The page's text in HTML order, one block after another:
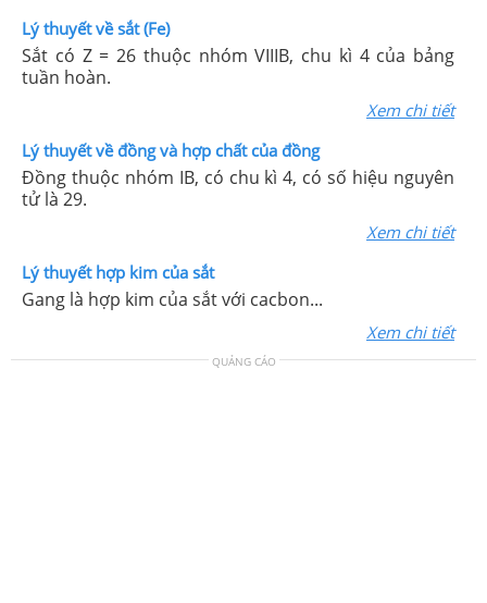
Lý thuyết về sắt (Fe)
Sắt có Z = 26 thuộc nhóm VIIIB, chu kì 4 của bảng
tuần hoàn.
Xem chi tiết
Lý thuyết về đồng và hợp chất của đồng
Đồng thuộc nhóm IB, có chu kì 4, có số hiệu nguyên
tử là 29.
Xem chi tiết
Lý thuyết hợp kim của sắt
Gang là hợp kim của sắt với cacbon...
Xem chi tiết
QUẢNG CÁO